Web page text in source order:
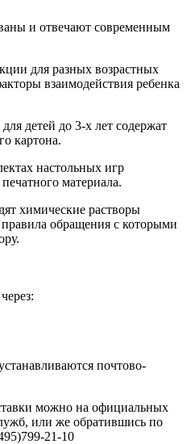
и отвечают современным
для разных возрастных
взаимодействия ребенка
детей до 3-х лет содержат
картона.
настольных игр
материала.
химические растворы
обращения с которыми
почтово-
можно на официальных
или же обратившись по
21-10